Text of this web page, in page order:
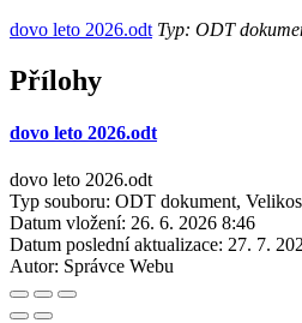
dovo leto 2026.odt Typ: ODT
Přílohy
dovo leto 2026.odt
dovo leto 2026.odt
Typ souboru: ODT dokument,
Datum vložení: 26. 6. 2026 8:46
Datum poslední aktualizace: 27. 7.
Autor: Správce Webu